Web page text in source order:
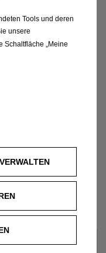
Tools und deren
unsere
Schaltfläche „Meine